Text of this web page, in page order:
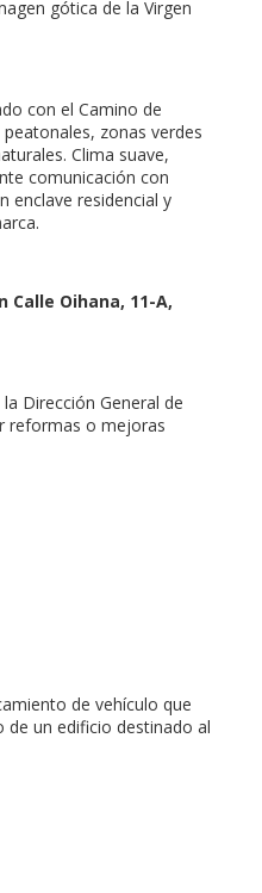
gótica de la Virgen
con el Camino de
zonas verdes
Clima suave,
comunicación con
enclave residencial y
Oihana, 11-A,
Dirección General de
reformas o mejoras
de vehículo que
de un edificio destinado al